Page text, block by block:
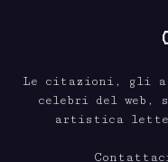
Le citazioni, gli
celebri del web,
artistica